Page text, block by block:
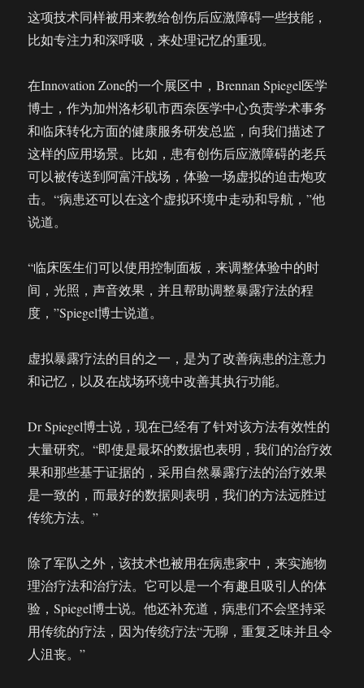
这项技术同样被用来教给创伤后应激障碍一些技能，
比如专注力和深呼吸，来处理记忆的重现。
在Innovation Zone的一个展区中，Brennan Spiegel医学
博士，作为加州洛杉矶市西奈医学中心负责学术事务
和临床转化方面的健康服务研发总监，向我们描述了
这样的应用场景。比如，患有创伤后应激障碍的老兵
可以被传送到阿富汗战场，体验一场虚拟的迫击炮攻
击。“病患还可以在这个虚拟环境中走动和导航，”他
说道。
“临床医生们可以使用控制面板，来调整体验中的时
间，光照，声音效果，并且帮助调整暴露疗法的程
度，”Spiegel博士说道。
虚拟暴露疗法的目的之一，是为了改善病患的注意力
和记忆，以及在战场环境中改善其执行功能。
Dr Spiegel博士说，现在已经有了针对该方法有效性的
大量研究。“即使是最坏的数据也表明，我们的治疗效
果和那些基于证据的，采用自然暴露疗法的治疗效果
是一致的，而最好的数据则表明，我们的方法远胜过
传统方法。”
除了军队之外，该技术也被用在病患家中，来实施物
理治疗法和治疗法。它可以是一个有趣且吸引人的体
验，Spiegel博士说。他还补充道，病患们不会坚持采
用传统的疗法，因为传统疗法“无聊，重复乏味并且令
人沮丧。”